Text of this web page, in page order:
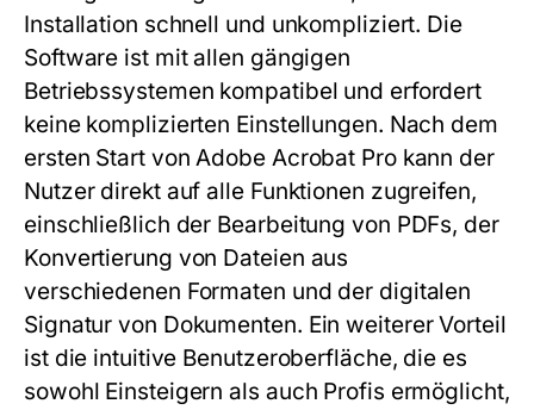
Installation schnell und unkompliziert. Die
Software ist mit allen gängigen
Betriebssystemen kompatibel und erfordert
keine komplizierten Einstellungen. Nach dem
ersten Start von Adobe Acrobat Pro kann der
Nutzer direkt auf alle Funktionen zugreifen,
einschließlich der Bearbeitung von PDFs, der
Konvertierung von Dateien aus
verschiedenen Formaten und der digitalen
Signatur von Dokumenten. Ein weiterer Vorteil
ist die intuitive Benutzeroberfläche, die es
sowohl Einsteigern als auch Profis ermöglicht,